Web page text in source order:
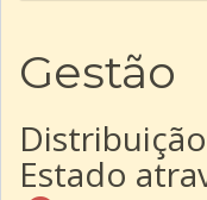
Gestão
Estado